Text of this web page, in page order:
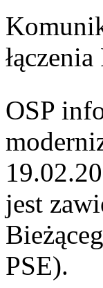
OSP
jest
PSE).